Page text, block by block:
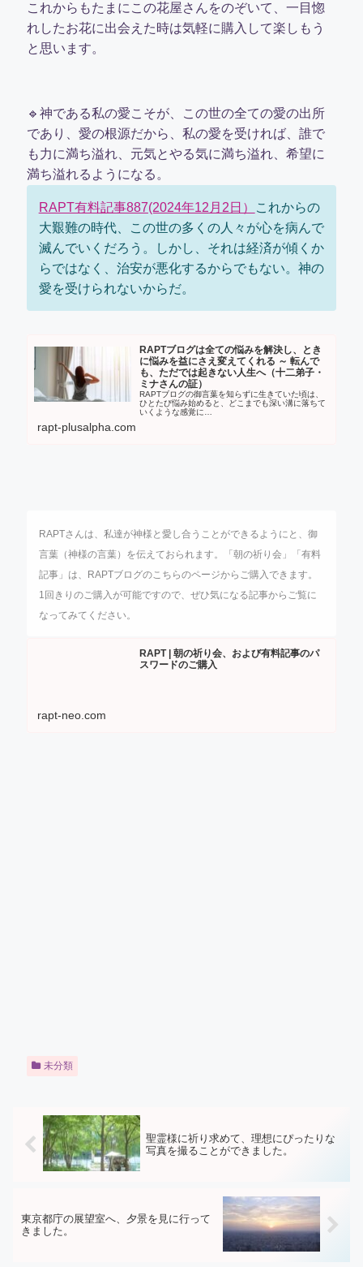
これからもたまにこの花屋さんをのぞいて、一目惚
れしたお花に出会えた時は気軽に購入して楽しもう
と思います。
🔹神である私の愛こそが、この世の全ての愛の出所
であり、愛の根源だから、私の愛を受ければ、誰で
も力に満ち溢れ、元気とやる気に満ち溢れ、希望に
満ち溢れるようになる。
RAPT有料記事887(2024年12月2日）
これからの
大艱難の時代、この世の多くの人々が心を病んで
滅んでいくだろう。しかし、それは経済が傾くか
らではなく、治安が悪化するからでもない。神の
愛を受けられないからだ。
RAPTブログは全ての悩みを解決し、とき
に悩みを益にさえ変えてくれる ～ 転んで
も、ただでは起きない人生へ（十二弟子・
ミナさんの証）
RAPTブログの御言葉を知らずに生きていた頃は、
ひとたび悩み始めると、どこまでも深い溝に落ちて
いくような感覚に…
rapt-plusalpha.com
RAPTさんは、私達が神様と愛し合うことができるようにと、御
言葉（神様の言葉）を伝えておられます。
「朝の祈り会」「有料
記事」は、
RAPTブログのこちらのページからご購入できます。
1 回きりのご購入が可能ですので、ぜひ気になる記事からご覧に
なってみてください。
RAPT | 朝の祈り会、および有料記事のパ
スワードのご購入
rapt-neo.com
未分類
聖霊様に祈り求めて、理想にぴったりな
写真を撮ることができました。
東京都庁の展望室へ、夕景を見に行って
きました。